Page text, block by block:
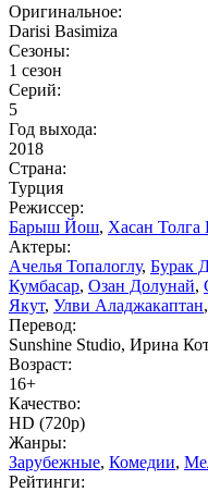
Оригинальное:
Darisi Basimiza
Сезоны:
1 сезон
Серий:
5
Год выхода:
2018
Страна:
Турция
Режиссер:
Барыш Йош, Хасан Толга
Актеры:
Ачелья Топалоглу, Бурак
Кумбасар, Озан Долунай,
Якут, Улви Аладжакаптан,
Перевод:
Sunshine Studio, Ирина
Возраст:
16+
Качество:
HD (720p)
Жанры:
Зарубежные, Комедии,
Рейтинги: